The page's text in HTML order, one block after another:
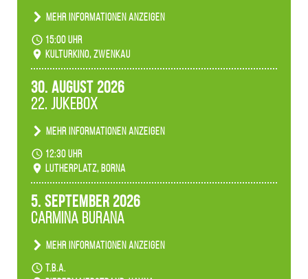
Mehr Informationen anzeigen
Konzert unserer Zwenkauer Schüler und
Schülerinnen zum Fest des Kulturkinos.
15:00 Uhr
Kulturkino, Zwenkau
30. August 2026
22. Jukebox
Mehr Informationen anzeigen
Anlässlicher der 775-Jahrfeier der Stadt Borna
spielen wir noch einmal unser aktuelles
Jukeboxprogramm zum Stadtfest.
12:30 Uhr
Lutherplatz, Borna
5. September 2026
Carmina Burana
Mehr Informationen anzeigen
Tanztheater der Quertänzer Borna.
t.b.a.